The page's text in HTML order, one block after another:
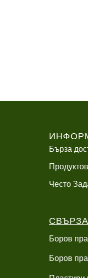
Бърза
Често
Боров
Боров